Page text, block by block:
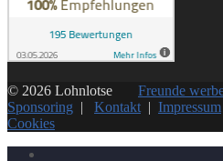
© 2026 Lohnlotse Freunde
Sponsoring | Kontakt | Impressum
Cookies